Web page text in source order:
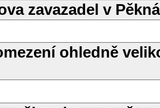
zavazadel v
ohledně